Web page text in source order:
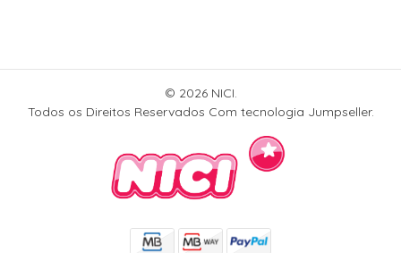
© 2026 NICI.
Todos os Direitos Reservados Com tecnologia Jumpseller.